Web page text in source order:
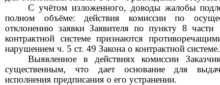
С учётом изложенного, доводы жалобы
полном объёме: действия комиссии по
отклонению заявки Заявителя по пункту 8
контрактной системе признаются
нарушением ч. 5 ст. 49 Закона о контрактной системе.
Выявленное в действиях комиссии
существенным, что дает основание для
исполнения предписания о его устранении.